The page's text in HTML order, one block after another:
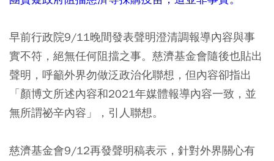
早前行政院9/11晚間發表聲明澄清調報導內容與事
實不符，絕無任何阻擋之事。慈濟基金會隨後也貼出
聲明，呼籲外界勿做泛政治化聯想，但內容卻指出
「顏博文所述內容和2021年媒體報導內容一致，並
無所謂祕辛內容」，引人聯想。
慈濟基金會9/12再發聲明稿表示，針對外界關心有